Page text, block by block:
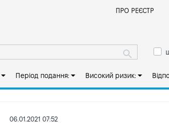
ПРО РЕЄСТР
Період подання: Високий ризик:
06.01.2021 07:52